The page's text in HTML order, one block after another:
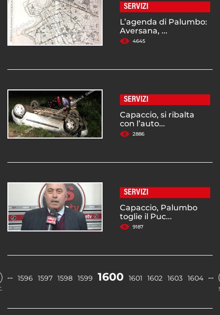
SERVIZI
L’agenda di Palumbo:
Aversana, ...
4645
SERVIZI
Capaccio, si ribalta
con l’auto...
2886
SERVIZI
Capaccio, Palumbo
toglie il Puc...
9187
… 1596 1597 1598 1599 1600 1601 1602 1603 1604 …